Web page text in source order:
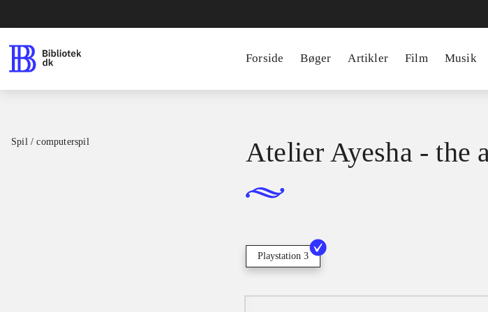
Forside Bøger Artikler Film Musik
Spil / computerspil Atelier Ayesha - the
Playstation 3